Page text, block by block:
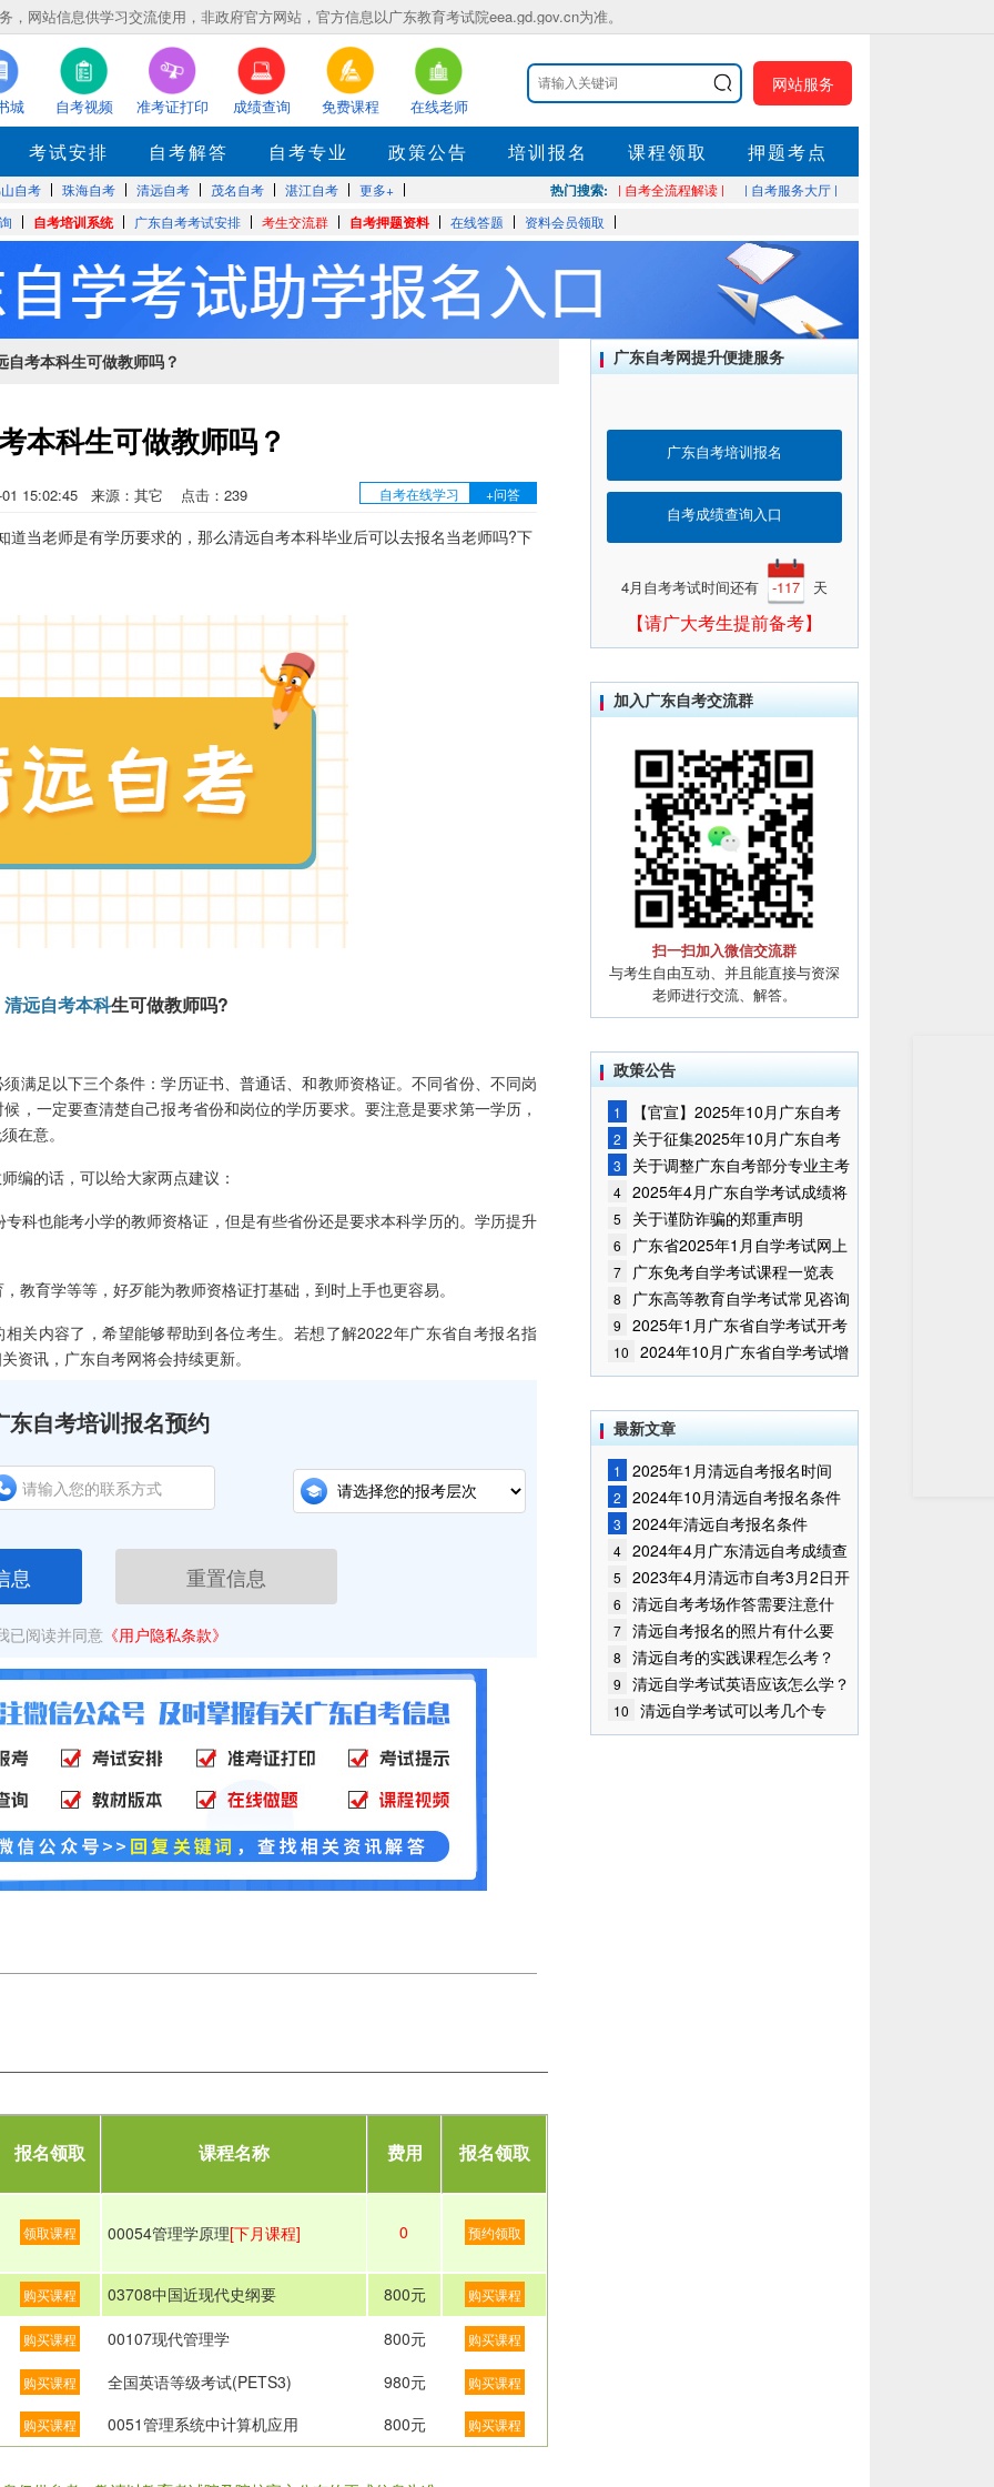
，网站信息供学习交流使用，非政府官方网站，官方信息以广东教育考试院eea.gd.gov.cn为准。
城 自考视频 准考证打印 成绩查询 免费课程 在线老师
网站服务
考试安排 自考解答 自考专业 政策公告 培训报名 课程领取 押题考点
自考 珠海自考 清远自考 茂名自考 湛江自考 更多+ 热门搜索: | 自考全流程解读 |
| 自考服务大厅 |
自考培训系统 广东自考考试安排 考生交流群 自考押题资料 在线答题 资料会员领取
自考本科生可做教师吗？
本科生可做教师吗？
01 15:02:45 来源：其它 点击： 239 自考在线学习 +问答
老师是有学历要求的，那么清远自考本科毕业后可以去报名当老师吗?下
清远自考本科生可做教师吗?
足以下三个条件：学历证书、普通话、和教师资格证。不同省份、不同岗
，一定要查清楚自己报考省份和岗位的学历要求。要注意是要求第一学历，
在意。
的话，可以给大家两点建议：
也能考小学的教师资格证，但是有些省份还是要求本科学历的。学历提升
育学等等，好歹能为教师资格证打基础，到时上手也更容易。
相关内容了，希望能够帮助到各位考生。若想了解2022年广东省自考报名指
资讯，广东自考网将会持续更新。
东自考培训报名预约
息 重置信息
已阅读并同意 《用户隐私条款》
报名领取 课程名称 费用 报名领取
领取课程 00054管理学原理[下月课程] 0 预约领取
购买课程 03708中国近现代史纲要 800元 购买课程
购买课程 00107现代管理学 800元 购买课程
购买课程 全国英语等级考试(PETS3) 980元 购买课程
购买课程 0051管理系统中计算机应用 800元 购买课程
广东自考网提升便捷服务
广东自考培训报名
自考成绩查询入口
4月自考考试时间还有 -117 天
【请广大考生提前备考】
加入广东自考交流群
扫一扫加入微信交流群
与考生自由互动、并且能直接与资深
老师进行交流、解答。
政策公告
1
【官宣】2025年10月广东自考
报名时间通知
2
关于征集2025年10月广东自考
增加开考停考专业部分课程意向的
通告
3
关于调整广东自考部分专业主考
学校的通知
4 2025年4月广东自学考试成绩将
于5月9日公布
5 关于谨防诈骗的郑重声明
6
广东省2025年1月自学考试网上
报名报考须知
7 广东免考自学考试课程一览表
8
广东高等教育自学考试常见咨询
问题
9
2025年1月广东省自学考试开考
课程考试时间安排和使用教材的通
知
10
2024年10月广东省自学考试增
加一门开考课程的通告
最新文章
1 2025年1月清远自考报名时间
2
2024年10月清远自考报名条件
已公布!
3 2024年清远自考报名条件
4 2024年4月广东清远自考成绩查
询时间已确定
5
2023年4月清远市自考3月2日开
始报考！
6
清远自考考场作答需要注意什
么？
7 清远自考报名的照片有什么要
求？
8 清远自考的实践课程怎么考？
9 清远自学考试英语应该怎么学？
10
清远自学考试可以考几个专
业？